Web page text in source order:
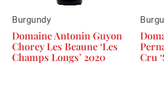
Burgundy
Domaine Antonin Guyon
Chorey Les Beaune ‘Les
Champs Longs’ 2020
Cru